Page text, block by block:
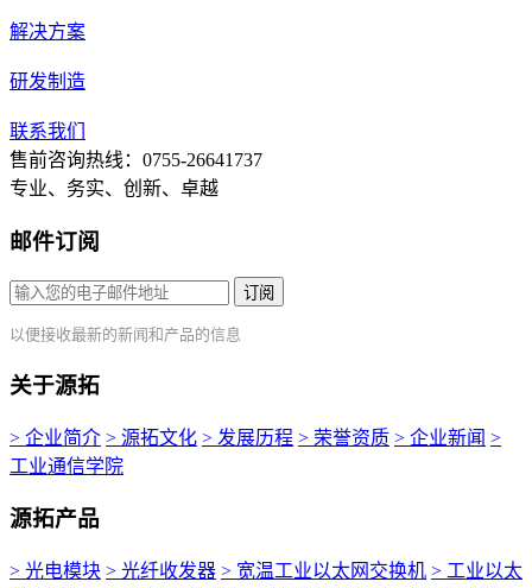
解决方案
研发制造
联系我们
售前咨询热线：0755-26641737
专业、务实、创新、卓越
邮件订阅
订阅
以便接收最新的新闻和产品的信息
关于源拓
> 企业简介 > 源拓文化 > 发展历程 > 荣誉资质 > 企业新闻 >
工业通信学院
源拓产品
> 光电模块 > 光纤收发器 > 宽温工业以太网交换机 > 工业以太